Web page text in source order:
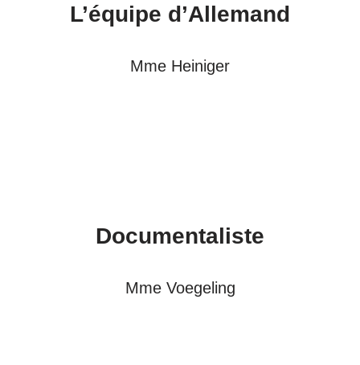
L’équipe d’Allemand
Mme Heiniger
Documentaliste
Mme Voegeling